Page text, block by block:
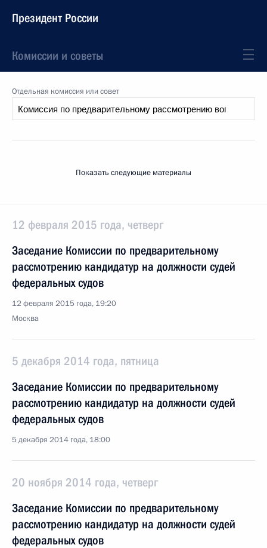
Президент России
Комиссии и советы
Отдельная комиссия или совет
Показать следующие материалы
12 февраля 2015 года, четверг
Заседание Комиссии по предварительному
рассмотрению кандидатур на должности судей
федеральных судов
12 февраля 2015 года, 19:20
Москва
5 декабря 2014 года, пятница
Заседание Комиссии по предварительному
рассмотрению кандидатур на должности судей
федеральных судов
5 декабря 2014 года, 18:00
20 ноября 2014 года, четверг
Заседание Комиссии по предварительному
рассмотрению кандидатур на должности судей
федеральных судов